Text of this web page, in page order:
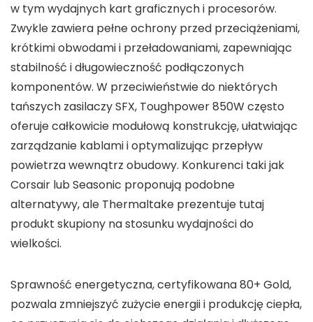
w tym wydajnych kart graficznych i procesorów.
Zwykle zawiera pełne ochrony przed przeciążeniami,
krótkimi obwodami i przeładowaniami, zapewniając
stabilność i długowieczność podłączonych
komponentów. W przeciwieństwie do niektórych
tańszych zasilaczy SFX, Toughpower 850W często
oferuje całkowicie modułową konstrukcję, ułatwiając
zarządzanie kablami i optymalizując przepływ
powietrza wewnątrz obudowy. Konkurenci taki jak
Corsair lub Seasonic proponują podobne
alternatywy, ale Thermaltake prezentuje tutaj
produkt skupiony na stosunku wydajności do
wielkości.
Sprawność energetyczna, certyfikowana 80+ Gold,
pozwala zmniejszyć zużycie energii i produkcję ciepła,